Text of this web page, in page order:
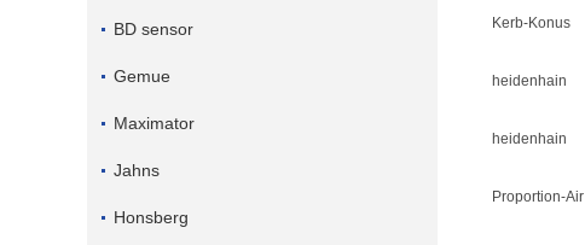
BD sensor
Gemue
Maximator
Jahns
Honsberg
Kerb-Konus
heidenhain
heidenhain
Proportion-Air